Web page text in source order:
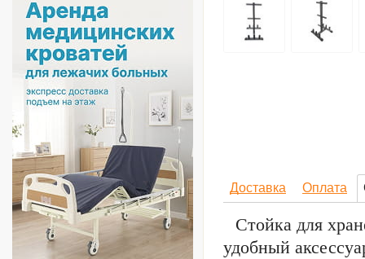
Доставка Оплата
Стойка для
удобный